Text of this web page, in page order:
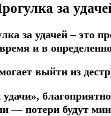
за
за удачей – это
время и в
выйти из
— потери будут